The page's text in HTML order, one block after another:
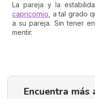
La pareja y la
capricornio , a tal grado
a su pareja. Sin tener
mentir.
Encuentra